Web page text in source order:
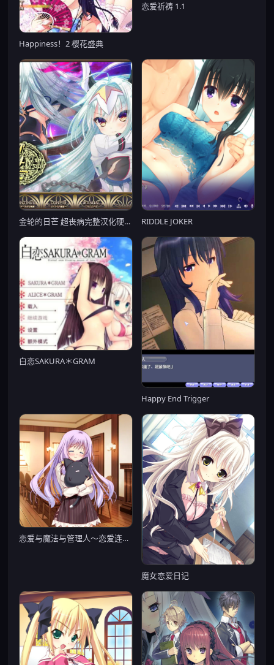
Happiness！2 樱花盛典
恋爱祈祷 1.1
金轮的日芒 超丧病完整汉化硬盘版/付全CG包 RIDDLE JOKER
白恋SAKURA＊GRAM
Happy End Trigger
恋爱与魔法与管理人～恋爱连锁篇～
魔女恋爱日记